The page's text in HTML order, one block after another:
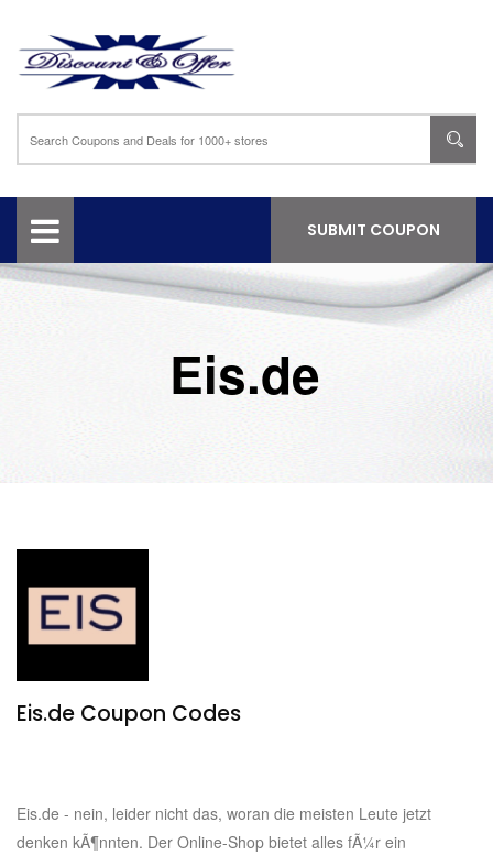
SUBMIT COUPON
Eis.de
Eis.de Coupon Codes
Eis.de - nein, leider nicht das, woran die meisten Leute jetzt
denken kÃ¶nnten. Der Online-Shop bietet alles fÃ¼r ein